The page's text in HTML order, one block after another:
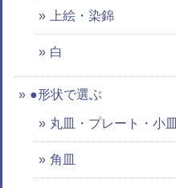
上絵・染錦
白
●形状で選ぶ
丸皿・プレート・小皿
角皿